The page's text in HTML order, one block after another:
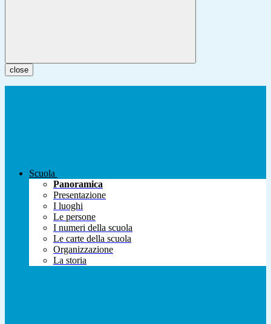
close
Scuola
Panoramica
Presentazione
I luoghi
Le persone
I numeri della scuola
Le carte della scuola
Organizzazione
La storia